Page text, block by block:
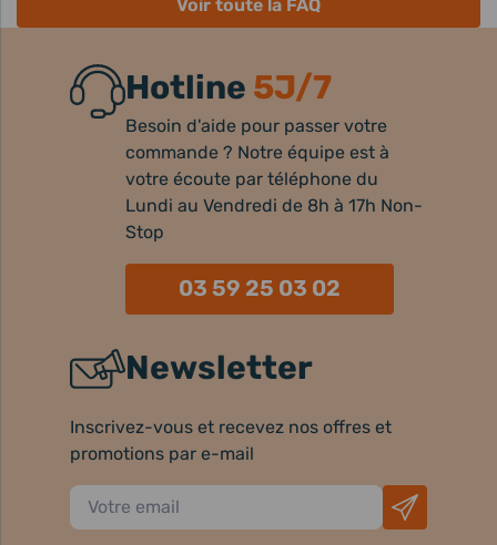
Voir toute la FAQ
Hotline 5J/7
Besoin d'aide pour passer votre
commande ? Notre équipe est à
votre écoute par téléphone du
Lundi au Vendredi de 8h à 17h Non-
Stop
03 59 25 03 02
Newsletter
Inscrivez-vous et recevez nos offres et
promotions par e-mail